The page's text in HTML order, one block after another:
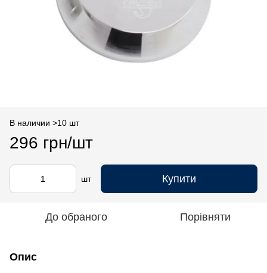
В наличии >10 шт
296 грн/шт
шт Купити
До обраного Порівняти
Опис